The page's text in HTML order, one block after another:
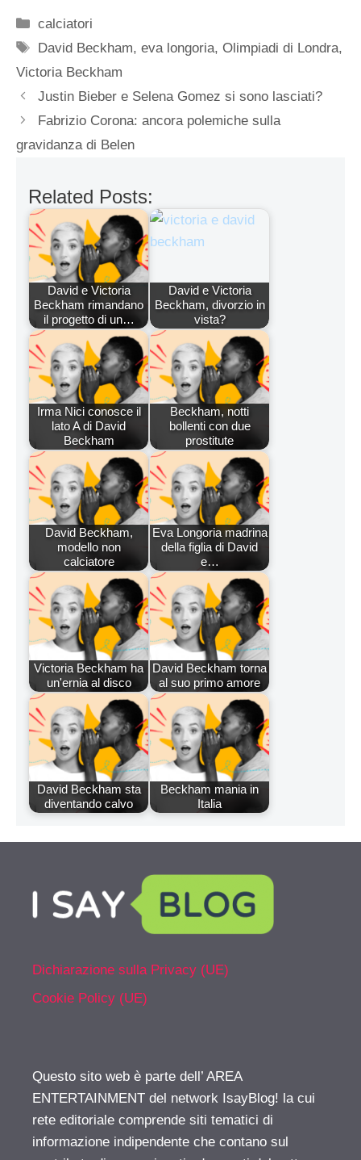
Categorie
calciatori
Tag
David Beckham,eva longoria,Olimpiadi di Londra,
Victoria Beckham
Justin Bieber e Selena Gomez si sono lasciati?
Fabrizio Corona: ancora polemiche sulla
gravidanza di Belen
Related Posts:
David e Victoria
Beckham rimandano
il progetto di un…
David e Victoria
Beckham, divorzio in
vista?
Irma Nici conosce il
lato A di David
Beckham
Beckham, notti
bollenti con due
prostitute
David Beckham,
modello non
calciatore
Eva Longoria madrina
della figlia di David
e…
Victoria Beckham ha
un'ernia al disco
David Beckham torna
al suo primo amore
David Beckham sta
diventando calvo
Beckham mania in
Italia
Dichiarazione sulla Privacy (UE)
Cookie Policy (UE)
Questo sito web è parte dell’ AREA
ENTERTAINMENT del network IsayBlog! la cui
rete editoriale comprende siti tematici di
informazione indipendente che contano sul